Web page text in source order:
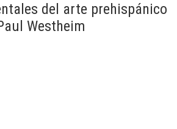
del arte prehispánico
Westheim